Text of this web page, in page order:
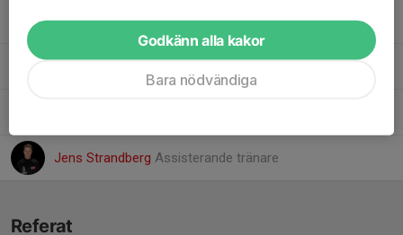
Hanna EdgardhTeam manager
Jens Strandberg Assisterande tränare
Referat
Godkänn alla kakor
Bara nödvändiga